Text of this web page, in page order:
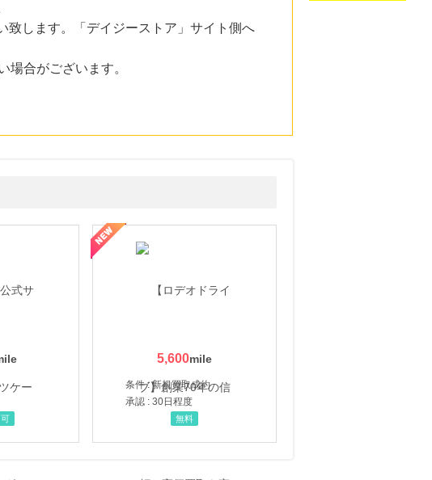
します。「デイジーストア」サイト側へ
合がございます。
5,600
条件 : 新規買取成約
承認 : 30日程度
無料